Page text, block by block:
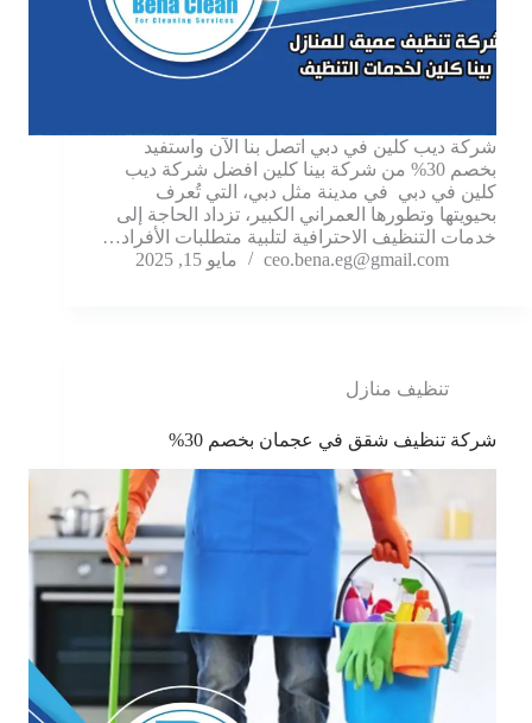
شركة ديب كلين في دبي اتصل بنا الآن واستفيد
بخصم 30% من شركة بينا كلين افضل شركة ديب
كلين في دبي في مدينة مثل دبي، التي تُعرف
بحيويتها وتطورها العمراني الكبير، تزداد الحاجة إلى
خدمات التنظيف الاحترافية لتلبية متطلبات الأفراد…
ceo.bena.eg@gmail.com
مايو 15, 2025
تنظيف منازل
شركة تنظيف شقق في عجمان بخصم 30%